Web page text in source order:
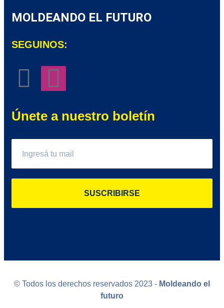
MOLDEANDO EL FUTURO
SEGUINOS:
Únete a nuestro boletín
SUSCRIBIRSE
© Todos los derechos reservados 2023 - Moldeando el
futuro